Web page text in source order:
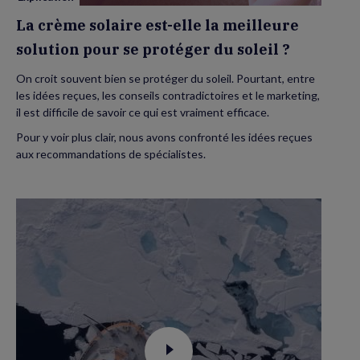
protéger
soleil
La crème solaire est-elle la meilleure
solution pour se protéger du soleil ?
On croit souvent bien se protéger du soleil. Pourtant, entre
les idées reçues, les conseils contradictoires et le marketing,
il est difficile de savoir ce qui est vraiment efficace.
Pour y voir plus clair, nous avons confronté les idées reçues
aux recommandations de spécialistes.
Voir